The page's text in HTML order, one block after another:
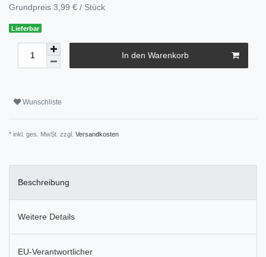
Grundpreis 3,99 € / Stück
Lieferbar
In den Warenkorb
Wunschliste
* inkl. ges. MwSt. zzgl. Versandkosten
Beschreibung
Weitere Details
EU-Verantwortlicher